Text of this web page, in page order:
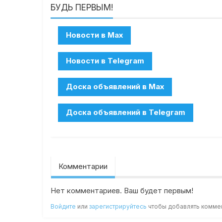
БУДЬ ПЕРВЫМ!
Комментарии
Нет комментариев. Ваш будет первым!
Войдите илизарегистрируйтесь чтобы добавлять